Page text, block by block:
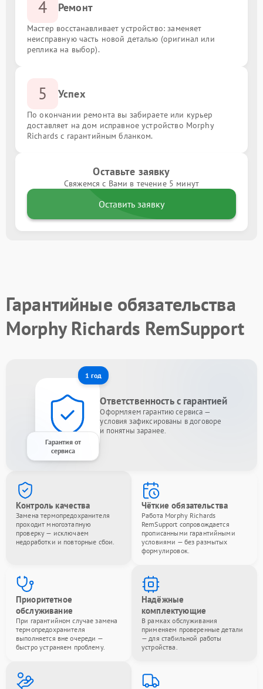
4 Ремонт
Мастер восстанавливает устройство: заменяет
неисправную часть новой деталью (оригинал или
реплика на выбор).
5 Успех
По окончании ремонта вы забираете или курьер
доставляет на дом исправное устройство Morphy
Richards с гарантийным бланком.
Оставьте заявку
Свяжемся с Вами в течение 5 минут
Оставить заявку
Гарантийные обязательства
Morphy Richards RemSupport
1 год
Гарантия от
сервиса
Ответственность с гарантией
Оформляем гарантию сервиса —
условия зафиксированы в договоре
и понятны заранее.
Контроль качества
Замена термопредохранителя
проходит многоэтапную
проверку — исключаем
недоработки и повторные сбои.
Чёткие обязательства
Работа Morphy Richards
RemSupport сопровождается
прописанными гарантийными
условиями — без размытых
формулировок.
Приоритетное
обслуживание
При гарантийном случае замена
термопредохранителя
выполняется вне очереди —
быстро устраняем проблему.
Надёжные
комплектующие
В рамках обслуживания
применяем проверенные детали
— для стабильной работы
устройства.